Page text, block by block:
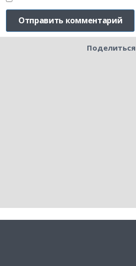
Поделиться